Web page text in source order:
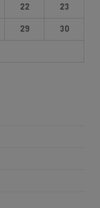
22
23
29
30